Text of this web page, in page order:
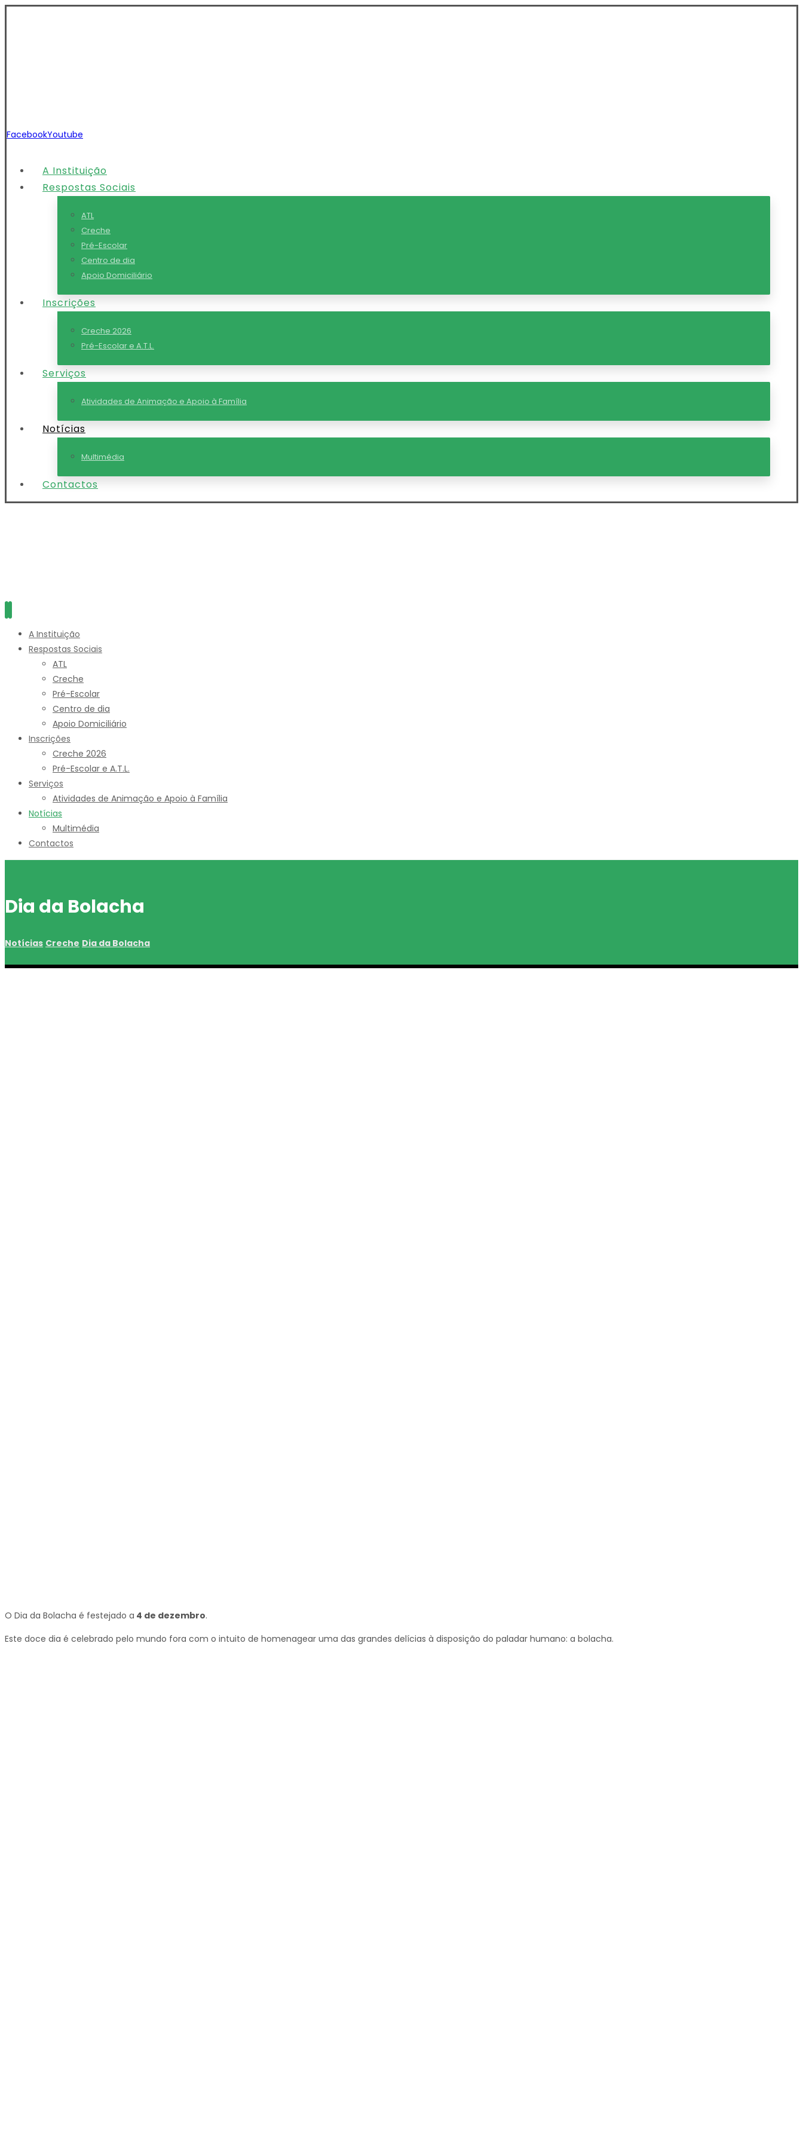
FacebookYoutube
A Instituição
Respostas Sociais
ATL
Creche
Pré-Escolar
Centro de dia
Apoio Domiciliário
Inscrições
Creche 2026
Pré-Escolar e A.T.L.
Serviços
Atividades de Animação e Apoio à Família
Notícias
Multimédia
Contactos
A Instituição
Respostas Sociais
ATL
Creche
Pré-Escolar
Centro de dia
Apoio Domiciliário
Inscrições
Creche 2026
Pré-Escolar e A.T.L.
Serviços
Atividades de Animação e Apoio à Família
Notícias
Multimédia
Contactos
Dia da Bolacha
Notícias Creche Dia da Bolacha
O Dia da Bolacha é festejado a 4 de dezembro.
Este doce dia é celebrado pelo mundo fora com o intuito de homenagear uma das grandes delícias à disposição do paladar humano: a bolacha.